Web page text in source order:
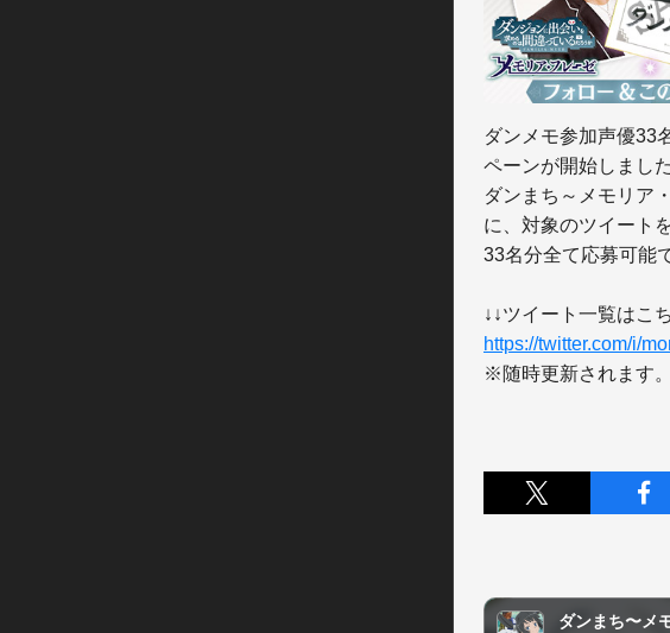
ダンメモ参加声優33
ペーンが開始しました
ダンまち～メモリア
に、対象のツイート
33名分全て応募可能
https://twitter.com/i/
※随時更新されます。
ダンまち〜メ